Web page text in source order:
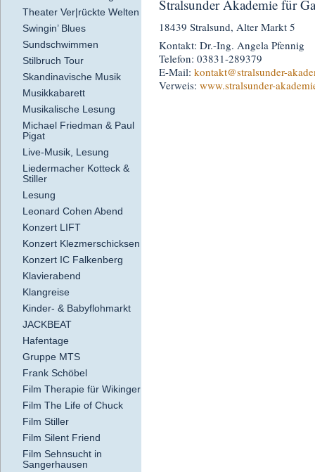
Theater Ver|rückte Welten
Swingin’ Blues
Sundschwimmen
Stilbruch Tour
Skandinavische Musik
Musikkabarett
Musikalische Lesung
Michael Friedman & Paul
Pigat
Live-Musik, Lesung
Liedermacher Kotteck &
Stiller
Lesung
Leonard Cohen Abend
Konzert LIFT
Konzert Klezmerschicksen
Konzert IC Falkenberg
Klavierabend
Klangreise
Kinder- & Babyflohmarkt
JACKBEAT
Hafentage
Gruppe MTS
Frank Schöbel
Film Therapie für Wikinger
Film The Life of Chuck
Film Stiller
Film Silent Friend
Film Sehnsucht in
Sangerhausen
Stralsunder Akademie für
18439 Stralsund, Alter Markt 5
Kontakt: Dr.-Ing. Angela Pfennig
Telefon: 03831-289379
E-Mail: kontakt@stralsunder-
Verweis: www.stralsunder-